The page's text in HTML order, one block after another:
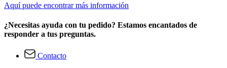
Aquí puede encontrar más información
¿Necesitas ayuda con tu pedido? Estamos encantados de
responder a tus preguntas.
Contacto